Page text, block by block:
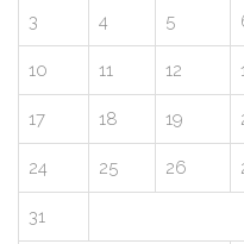
3 4 5
10 11 12
17 18 19
24 25 26
31